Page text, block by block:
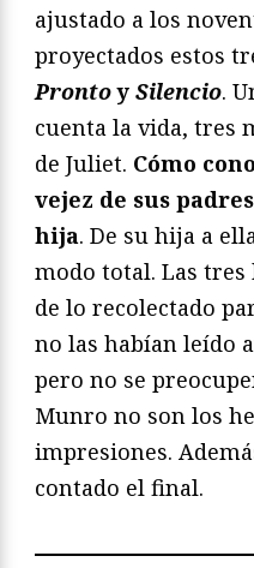
ajustado a los
proyectados estos
Prontoy Silencio.
cuenta la vida, tres
de Juliet. Cómo
vejez de sus
hija. De su hija a
modo total. Las
de lo recolectado
no las habían leído
pero no se
Munro no son los
impresiones.
contado el final.